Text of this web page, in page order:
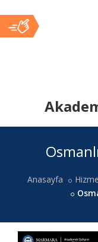
Anasayfa